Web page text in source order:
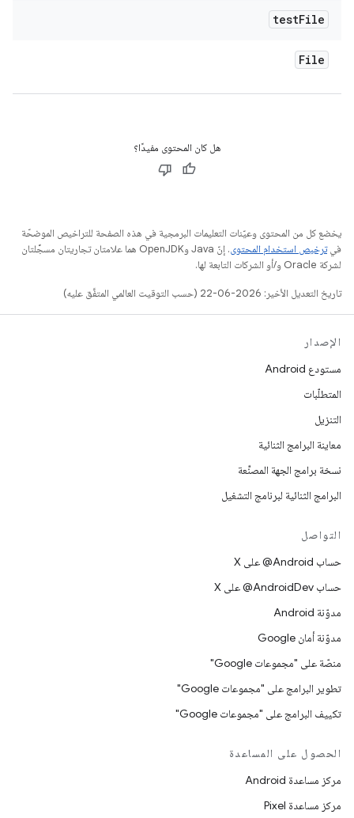
testFile
File
هل كان المحتوى مفيدًا؟
يخضع كل من المحتوى وعيّنات التعليمات البرمجية في هذه الصفحة للتراخيص الموضحّة
فيترخيص استخدام المحتوى
. إنّ Java وOpenJDK هما علامتان تجاريتان مسجَّلتان
لشركة Oracle و/أو الشركات التابعة لها.
تاريخ التعديل الأخير: 2026-06-22 (حسب التوقيت العالمي المتفَّق عليه)
الإصدار
مستودع Android
المتطلّبات
التنزيل
معاينة البرامج الثنائية
نسخة برامج الجهة المصنِّعة
البرامج الثنائية لبرنامج التشغيل
التواصل
حساب ‎@Android على X
حساب ‎@AndroidDev على X
مدوّنة Android
مدوّنة أمان Google
منصّة على "مجموعات Google"
تطوير البرامج على "مجموعات Google"
تكييف البرامج على "مجموعات Google"
الحصول على المساعدة
مركز مساعدة Android
مركز مساعدة Pixel